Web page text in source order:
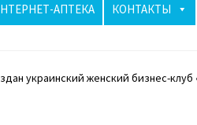
АПТЕКА КОНТАКТЫ
в Израиле бьют тревогу:
украинский женский бизнес-